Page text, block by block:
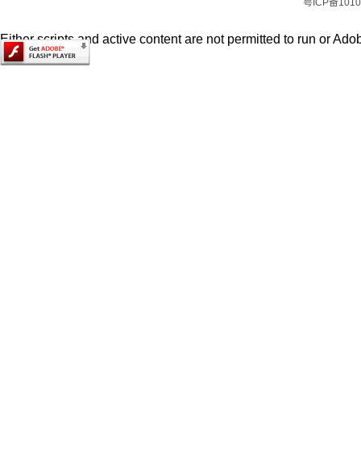
粤ICP备
Either scripts and active content are not permitted to run or